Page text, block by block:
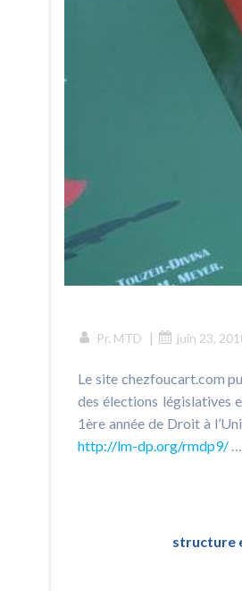
Pr. MTD | juin 23,
Le site chezfoucart.com
des élections législatives
1ère année de Droit à
http://lm-dp.org/rmdp9/
structure